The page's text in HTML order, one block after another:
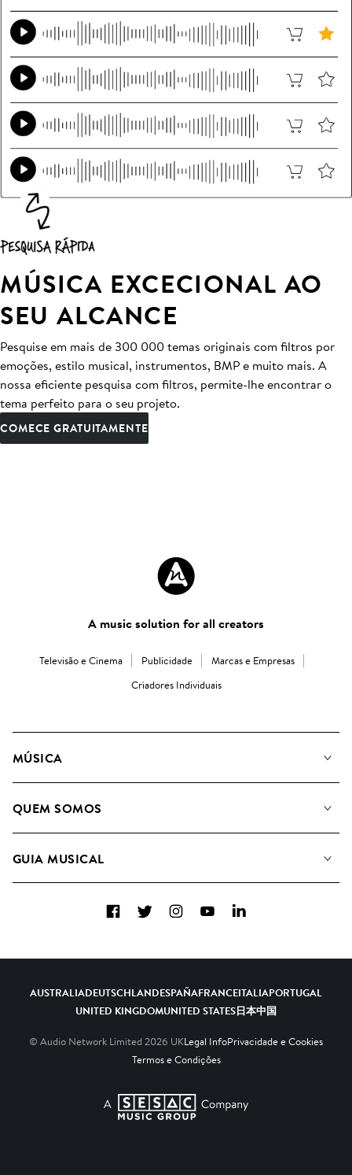
MÚSICA EXCECIONAL AO
SEU ALCANCE
Pesquise em mais de 300 000 temas originais com filtros por
emoções, estilo musical, instrumentos, BMP e muito mais. A
nossa eficiente pesquisa com filtros, permite-lhe encontrar o
tema perfeito para o seu projeto.
COMECE GRATUITAMENTE
A music solution for all creators
Televisão e Cinema Publicidade
Marcas e Empresas
Criadores Individuais
MÚSICA
Pesquisar
QUEM SOMOS
Como usamos a IA
GUIA MUSICAL
FacebookTwitterInstagramYouTubeLinkedIn
AUSTRALIADEUTSCHLANDESPAÑAFRANCEITALIAPORTUGAL
UNITED KINGDOMUNITED STATES日本中国
© Audio Network Limited 2026 UKLegal InfoPrivacidade e Cookies
Termos e Condições
A SESAC Company